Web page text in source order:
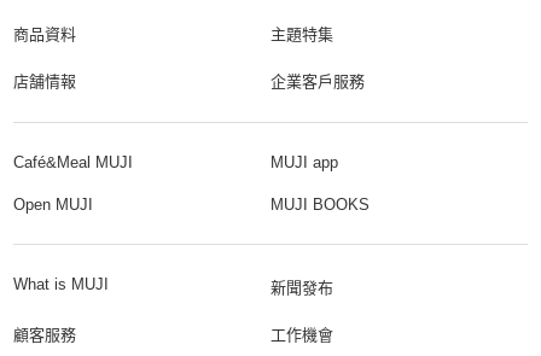
商品資料 主題特集
店舗情報 企業客戶服務
Café&Meal MUJI MUJI app
Open MUJI MUJI BOOKS
What is MUJI 新聞發布
顧客服務 工作機會